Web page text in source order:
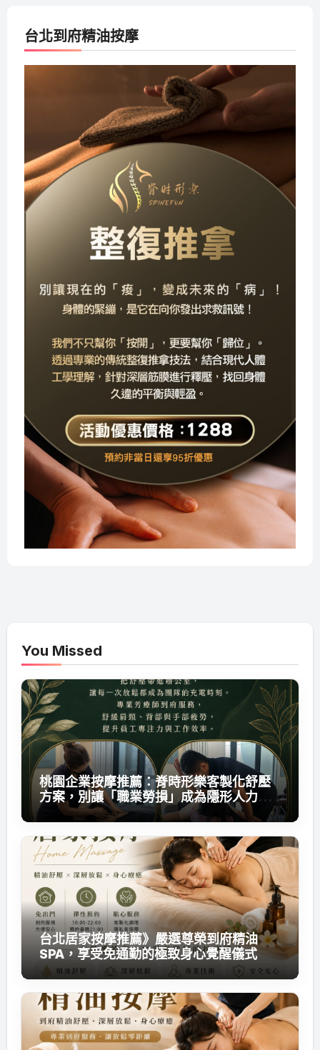
台北到府精油按摩
You Missed
桃園企業按摩推薦：脊時形樂客製化舒壓
方案，別讓「職業勞損」成為隱形人力成
本
台北居家按摩推薦》嚴選尊榮到府精油
SPA，享受免通勤的極致身心覺醒儀式